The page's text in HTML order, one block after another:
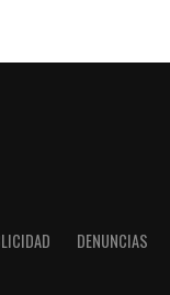
DENUNCIAS